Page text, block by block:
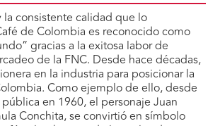
la consistente calidad que lo
de Colombia es reconocido como
gracias a la exitosa labor de
de la FNC. Desde hace décadas,
en la industria para posicionar la
Como ejemplo de ello, desde
en 1960, el personaje Juan
Conchita, se convirtió en símbolo